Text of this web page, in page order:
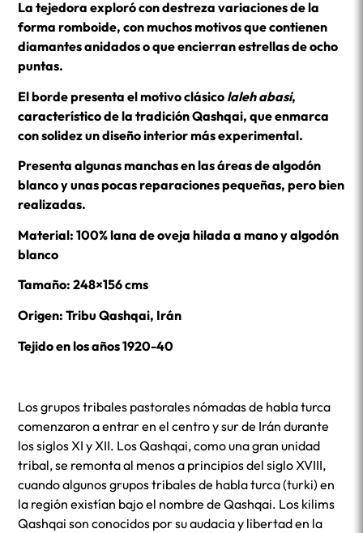
La tejedora exploró con destreza variaciones de la
forma romboide, con muchos motivos que contienen
diamantes anidados o que encierran estrellas de ocho
puntas.
El borde presenta el motivo clásico laleh abasi,
característico de la tradición Qashqai, que enmarca
con solidez un diseño interior más experimental.
Presenta algunas manchas en las áreas de algodón
blanco y unas pocas reparaciones pequeñas, pero bien
realizadas.
Material: 100% lana de oveja hilada a mano y algodón
blanco
Tamaño: 248×156 cms
Origen: Tribu Qashqai, Irán
Tejido en los años 1920-40
Los grupos tribales pastorales nómadas de habla turca
comenzaron a entrar en el centro y sur de Irán durante
los siglos XI y XII. Los Qashqai, como una gran unidad
tribal, se remonta al menos a principios del siglo XVIII,
cuando algunos grupos tribales de habla turca (turki) en
la región existían bajo el nombre de Qashqai. Los kilims
Qashqai son conocidos por su audacia y libertad en la